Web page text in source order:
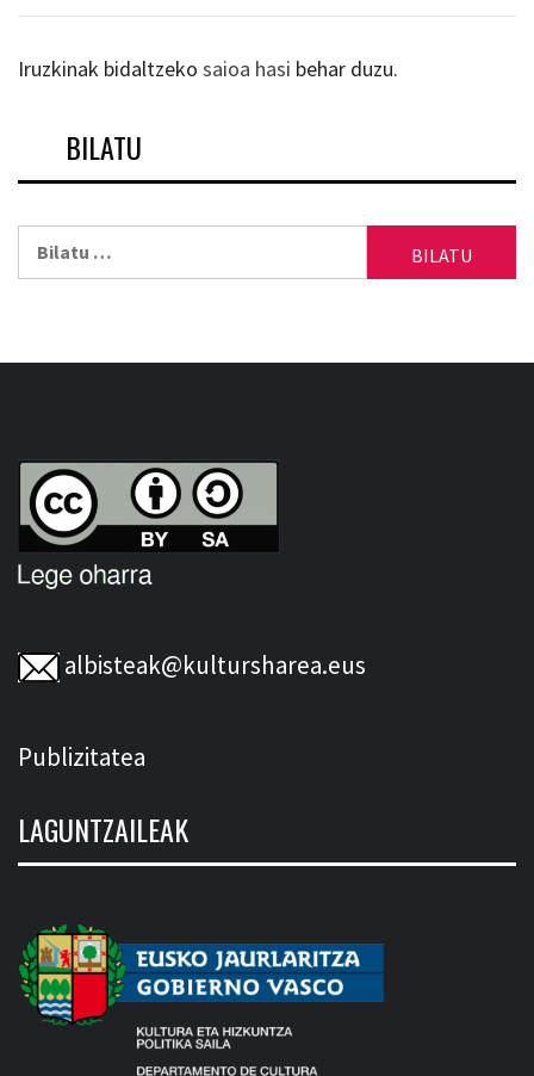
Iruzkinak bidaltzeko saioa hasi behar duzu.
BILATU
albisteak@kultursharea.eus
Publizitatea
LAGUNTZAILEAK